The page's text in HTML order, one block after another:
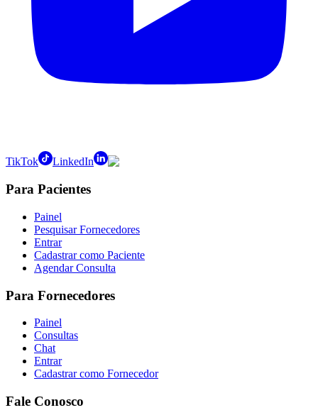
TikTok LinkedIn
Para Pacientes
Painel
Pesquisar Fornecedores
Entrar
Cadastrar como Paciente
Agendar Consulta
Para Fornecedores
Painel
Consultas
Chat
Entrar
Cadastrar como Fornecedor
Fale Conosco